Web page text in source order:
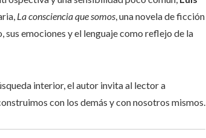
La consciencia que somos, una novela de ficción
emociones y el lenguaje como reflejo de la
interior, el autor invita al lector a
con los demás y con nosotros mismos.